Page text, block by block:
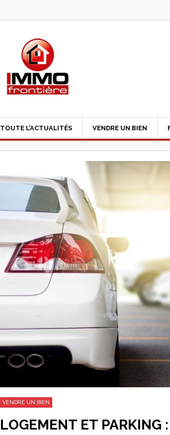
TOUTE L’ACTUALITÉS VENDRE UN BIEN
VENDRE UN BIEN
LOGEMENT ET PARKING